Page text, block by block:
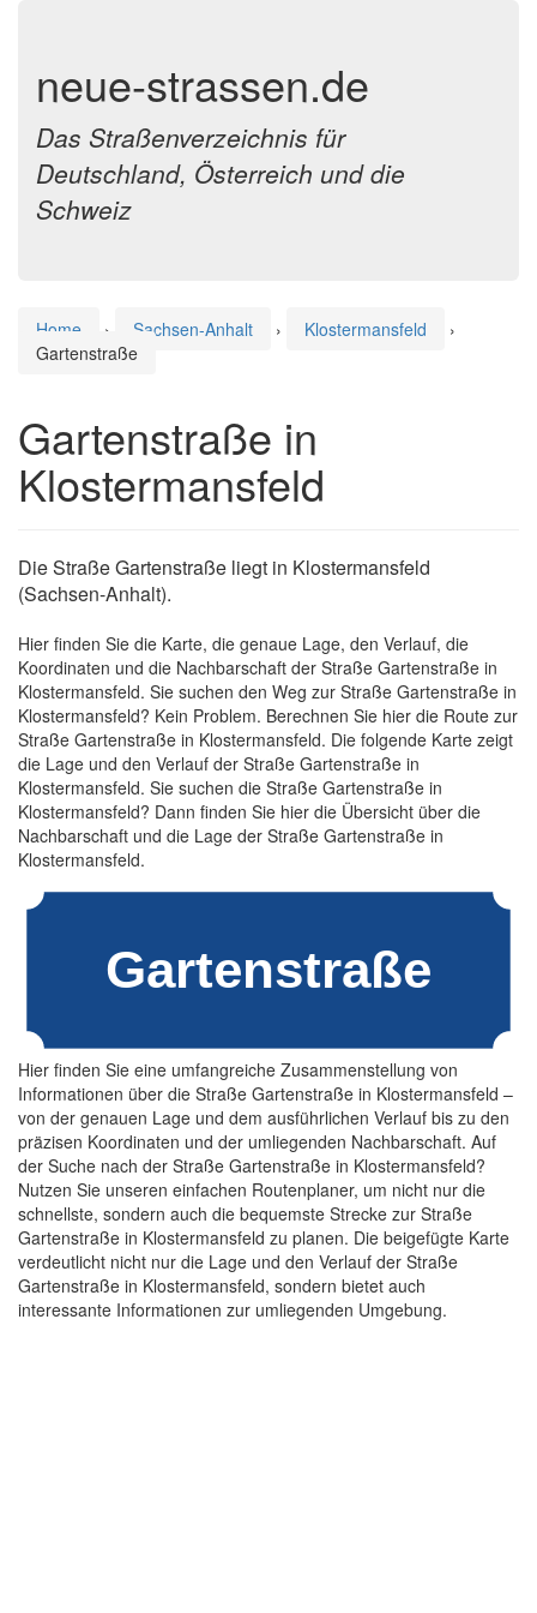
neue-strassen.de
Das Straßenverzeichnis für
Deutschland, Österreich und die
Schweiz
Home › Sachsen-Anhalt › Klostermansfeld
›
Gartenstraße
Gartenstraße in
Klostermansfeld
Die Straße Gartenstraße liegt in Klostermansfeld
(Sachsen-Anhalt).
Hier finden Sie die Karte, die genaue Lage, den Verlauf, die
Koordinaten und die Nachbarschaft der Straße Gartenstraße in
Klostermansfeld. Sie suchen den Weg zur Straße Gartenstraße in
Klostermansfeld? Kein Problem. Berechnen Sie hier die Route zur
Straße Gartenstraße in Klostermansfeld. Die folgende Karte zeigt
die Lage und den Verlauf der Straße Gartenstraße in
Klostermansfeld. Sie suchen die Straße Gartenstraße in
Klostermansfeld? Dann finden Sie hier die Übersicht über die
Nachbarschaft und die Lage der Straße Gartenstraße in
Klostermansfeld.
Hier finden Sie eine umfangreiche Zusammenstellung von
Informationen über die Straße Gartenstraße in Klostermansfeld –
von der genauen Lage und dem ausführlichen Verlauf bis zu den
präzisen Koordinaten und der umliegenden Nachbarschaft. Auf
der Suche nach der Straße Gartenstraße in Klostermansfeld?
Nutzen Sie unseren einfachen Routenplaner, um nicht nur die
schnellste, sondern auch die bequemste Strecke zur Straße
Gartenstraße in Klostermansfeld zu planen. Die beigefügte Karte
verdeutlicht nicht nur die Lage und den Verlauf der Straße
Gartenstraße in Klostermansfeld, sondern bietet auch
interessante Informationen zur umliegenden Umgebung.